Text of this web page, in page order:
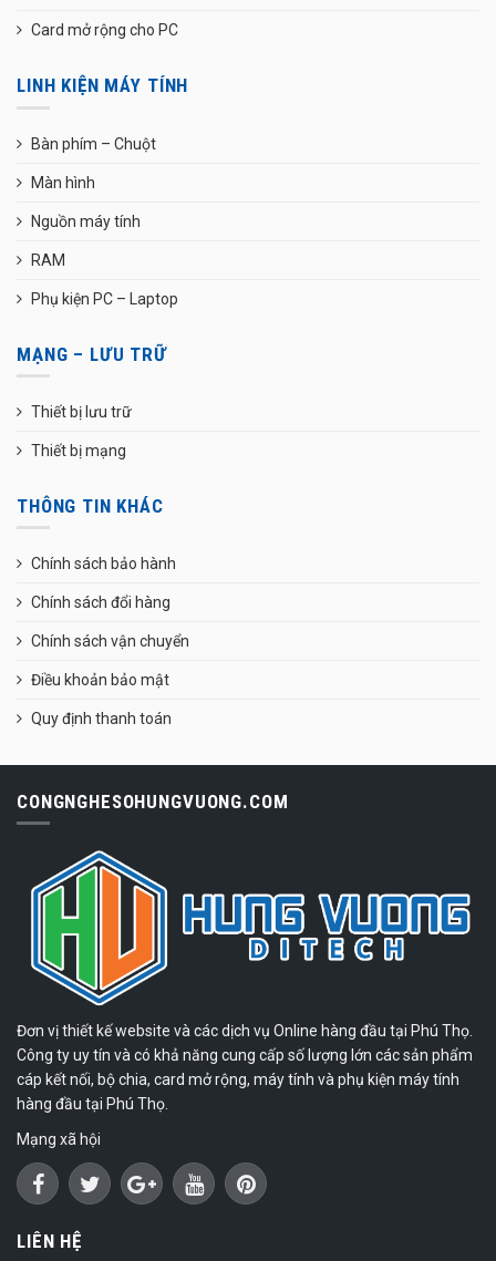
Card mở rộng cho PC
LINH KIỆN MÁY TÍNH
Bàn phím – Chuột
Màn hình
Nguồn máy tính
RAM
Phụ kiện PC – Laptop
MẠNG – LƯU TRỮ
Thiết bị lưu trữ
Thiết bị mạng
THÔNG TIN KHÁC
Chính sách bảo hành
Chính sách đổi hàng
Chính sách vận chuyển
Điều khoản bảo mật
Quy định thanh toán
CONGNGHESOHUNGVUONG.COM
Đơn vị thiết kế website và các dịch vụ Online hàng đầu tại Phú Thọ.
Công ty uy tín và có khả năng cung cấp số lượng lớn các sản phẩm
cáp kết nối, bộ chia, card mở rộng, máy tính và phụ kiện máy tính
hàng đầu tại Phú Thọ.
Mạng xã hội
LIÊN HỆ